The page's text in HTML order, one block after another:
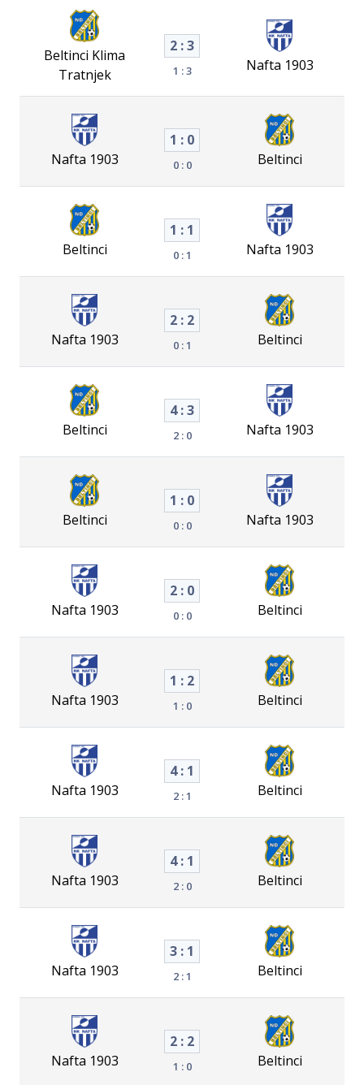
Beltinci Klima
Tratnjek
2 : 3
1 : 3 Nafta 1903
Nafta 1903
1 : 0
0 : 0 Beltinci
Beltinci
1 : 1
0 : 1 Nafta 1903
Nafta 1903
2 : 2
0 : 1 Beltinci
Beltinci
4 : 3
2 : 0 Nafta 1903
Beltinci
1 : 0
0 : 0 Nafta 1903
Nafta 1903
2 : 0
0 : 0 Beltinci
Nafta 1903
1 : 2
1 : 0 Beltinci
Nafta 1903
4 : 1
2 : 1 Beltinci
Nafta 1903
4 : 1
2 : 0 Beltinci
Nafta 1903
3 : 1
2 : 1 Beltinci
Nafta 1903
2 : 2
1 : 0 Beltinci